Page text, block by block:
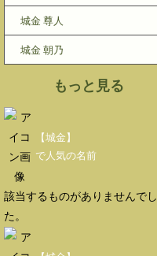
城金 尊人
城金 朝乃
もっと見る
【城金】
で人気の名前
該当するものがありませんでし
た。